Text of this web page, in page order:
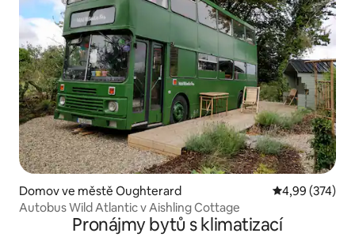
Domov ve městě Oughterard Průměrné
4,99 (374)
Autobus Wild Atlantic v Aishling Cottage
Pronájmy bytů s klimatizací